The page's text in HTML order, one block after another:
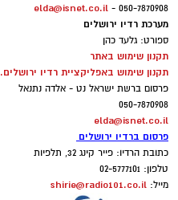
050-7870908 -
elda@isnet.co.il
מערכת רדיו ירושלים
ספורט: גלעד כהן
תקנון שימוש באתר
תקנון שימוש באפליקציית רדיו ירושלים.
פרסום ברשת ישראל נט - אלדה נתנאל
050-7870908
elda@isnet.co.il
פרסום ברדיו ירושלים
כתובת הרדיו: פייר קינג 32, תלפיות
טלפון: 02-5777101
מייל: shirie@radio101.co.il